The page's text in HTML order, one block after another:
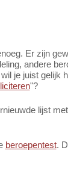
Er zijn
andere
je juist gelijk
"?
lijst
beroepentest.